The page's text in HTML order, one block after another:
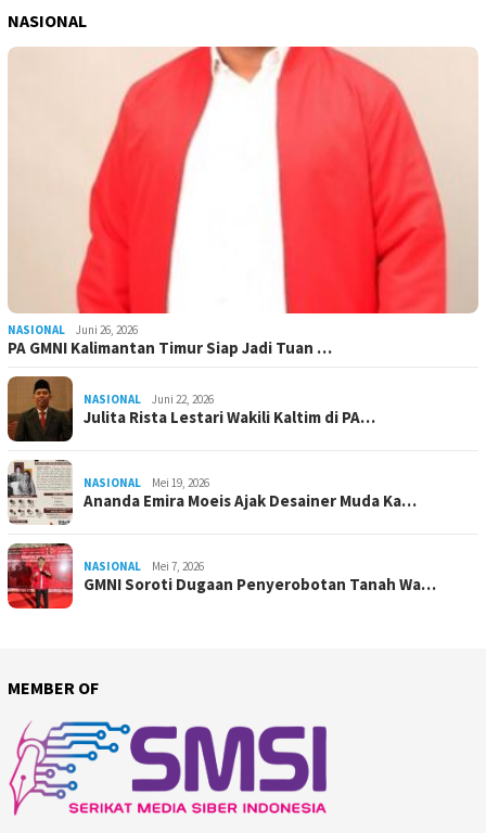
NASIONAL
NASIONAL Juni 26, 2026
PA GMNI Kalimantan Timur Siap Jadi Tuan …
NASIONAL Juni 22, 2026
Julita Rista Lestari Wakili Kaltim di PA…
NASIONAL Mei 19, 2026
Ananda Emira Moeis Ajak Desainer Muda Ka…
NASIONAL Mei 7, 2026
GMNI Soroti Dugaan Penyerobotan Tanah Wa…
MEMBER OF